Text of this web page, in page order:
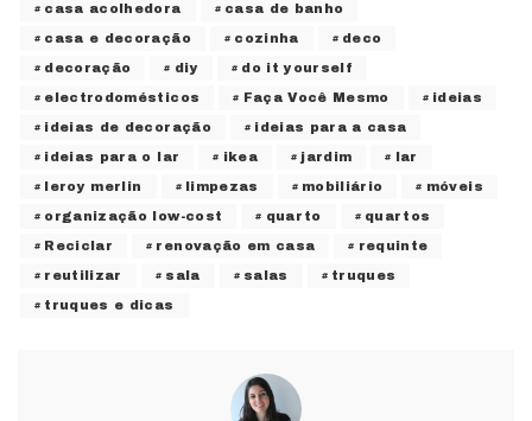
casa acolhedora casa de banho
casa e decoração cozinha deco
decoração diy do it yourself
electrodomésticos Faça Você Mesmo ideias
ideias de decoração ideias para a casa
ideias para o lar ikea jardim lar
leroy merlin limpezas mobiliário móveis
organização low-cost quarto quartos
Reciclar renovação em casa requinte
reutilizar sala salas truques
truques e dicas